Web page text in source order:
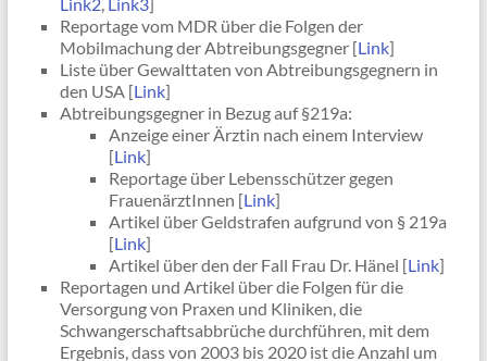
Reportage vom MDR über die Folgen der
Mobilmachung der Abtreibungsgegner [Link]
Liste über Gewalttaten von Abtreibungsgegnern in
den USA [Link]
Abtreibungsgegner in Bezug auf §219a:
Anzeige einer Ärztin nach einem Interview
[Link]
Reportage über Lebensschützer gegen
FrauenärztInnen [Link]
Artikel über Geldstrafen aufgrund von § 219a
[Link]
Artikel über den der Fall Frau Dr. Hänel [Link]
Reportagen und Artikel über die Folgen für die
Versorgung von Praxen und Kliniken, die
Schwangerschaftsabbrüche durchführen, mit dem
Ergebnis, dass von 2003 bis 2020 ist die Anzahl um